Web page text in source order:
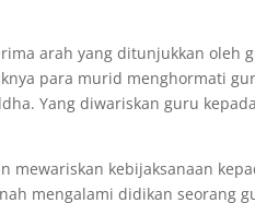
arah yang ditunjukkan oleh
para murid menghormati
Yang diwariskan guru kepada
mewariskan kebijaksanaan
mengalami didikan seorang